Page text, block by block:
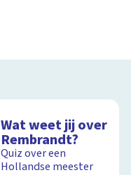
Wat weet jij over
Rembrandt?
Quiz over een
Hollandse meester